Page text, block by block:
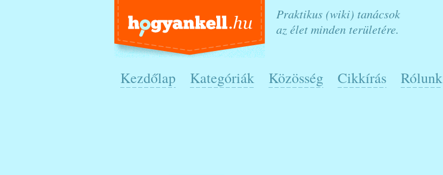
Praktikus (wiki) tanácsok
az élet minden területére.
Kezdőlap Kategóriák Közösség Cikkírás Rólunk